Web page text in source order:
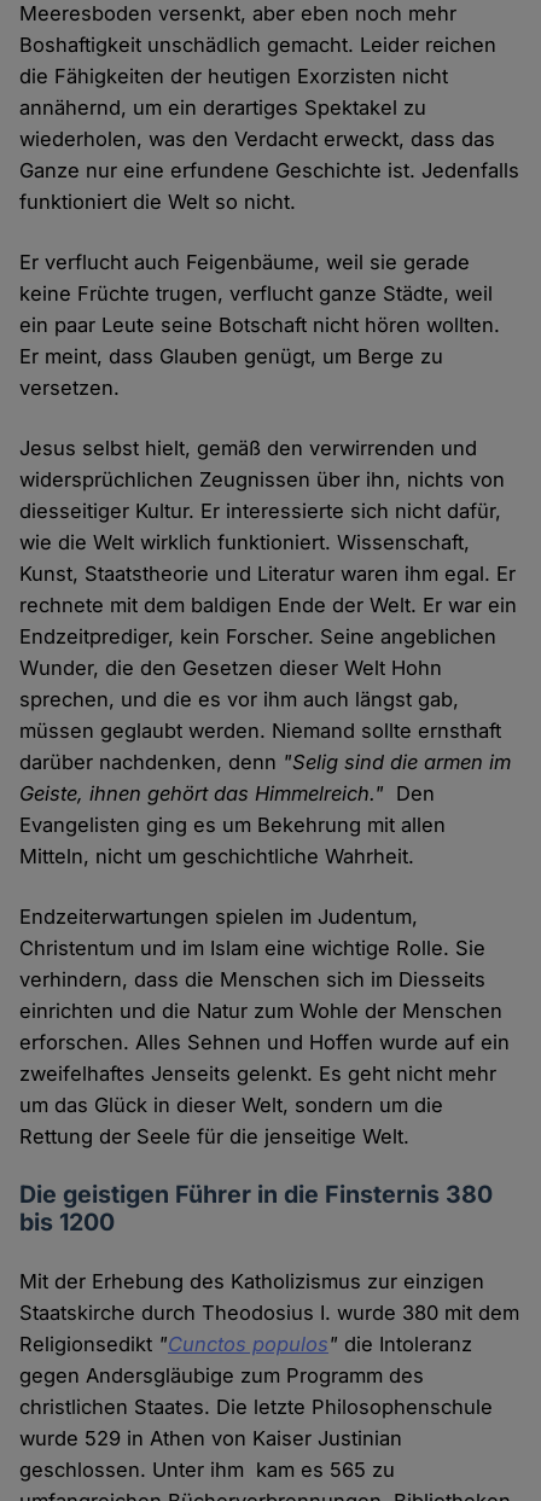
Meeresboden versenkt, aber eben noch mehr
Boshaftigkeit unschädlich gemacht. Leider reichen
die Fähigkeiten der heutigen Exorzisten nicht
annähernd, um ein derartiges Spektakel zu
wiederholen, was den Verdacht erweckt, dass das
Ganze nur eine erfundene Geschichte ist. Jedenfalls
funktioniert die Welt so nicht.
Er verflucht auch Feigenbäume, weil sie gerade
keine Früchte trugen, verflucht ganze Städte, weil
ein paar Leute seine Botschaft nicht hören wollten.
Er meint, dass Glauben genügt, um Berge zu
versetzen.
Jesus selbst hielt, gemäß den verwirrenden und
widersprüchlichen Zeugnissen über ihn, nichts von
diesseitiger Kultur. Er interessierte sich nicht dafür,
wie die Welt wirklich funktioniert. Wissenschaft,
Kunst, Staatstheorie und Literatur waren ihm egal. Er
rechnete mit dem baldigen Ende der Welt. Er war ein
Endzeitprediger, kein Forscher. Seine angeblichen
Wunder, die den Gesetzen dieser Welt Hohn
sprechen, und die es vor ihm auch längst gab,
müssen geglaubt werden. Niemand sollte ernsthaft
darüber nachdenken, denn "Selig sind die armen im
Geiste, ihnen gehört das Himmelreich." Den
Evangelisten ging es um Bekehrung mit allen
Mitteln, nicht um geschichtliche Wahrheit.
Endzeiterwartungen spielen im Judentum,
Christentum und im Islam eine wichtige Rolle. Sie
verhindern, dass die Menschen sich im Diesseits
einrichten und die Natur zum Wohle der Menschen
erforschen. Alles Sehnen und Hoffen wurde auf ein
zweifelhaftes Jenseits gelenkt. Es geht nicht mehr
um das Glück in dieser Welt, sondern um die
Rettung der Seele für die jenseitige Welt.
Die geistigen Führer in die Finsternis 380
bis 1200
Mit der Erhebung des Katholizismus zur einzigen
Staatskirche durch Theodosius I. wurde 380 mit dem
Religionsedikt "Cunctos populos" die Intoleranz
gegen Andersgläubige zum Programm des
christlichen Staates. Die letzte Philosophenschule
wurde 529 in Athen von Kaiser Justinian
geschlossen. Unter ihm kam es 565 zu